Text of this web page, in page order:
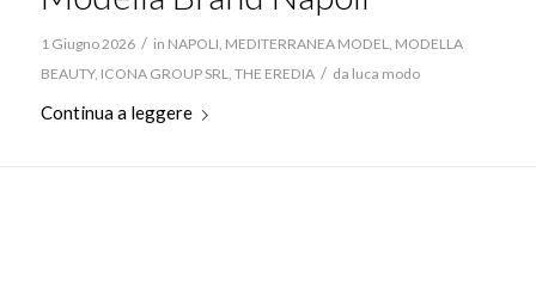
1 Giugno 2026 / in NAPOLI, MEDITERRANEA MODEL, MODELLA
BEAUTY, ICONA GROUP SRL, THE EREDIA / da luca modo
Continua a leggere